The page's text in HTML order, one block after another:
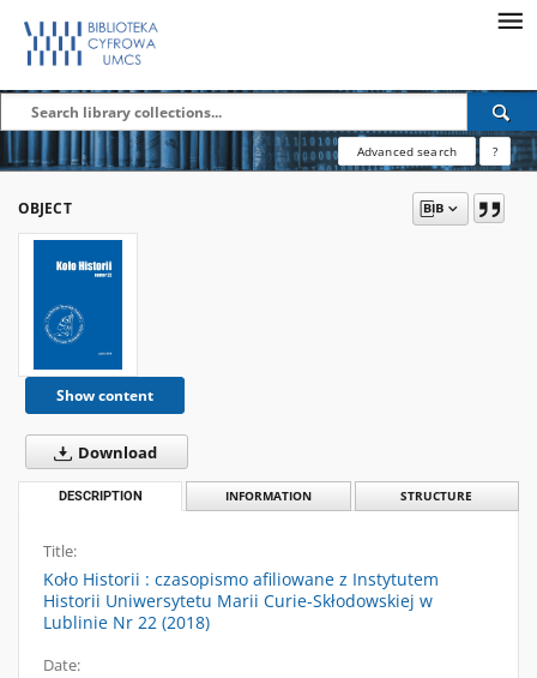
Advanced search ?
OBJECT
Show content
Download
DESCRIPTION INFORMATION STRUCTURE
Title:
Koło Historii : czasopismo afiliowane z Instytutem
Historii Uniwersytetu Marii Curie-Skłodowskiej w
Lublinie Nr 22 (2018)
Date: